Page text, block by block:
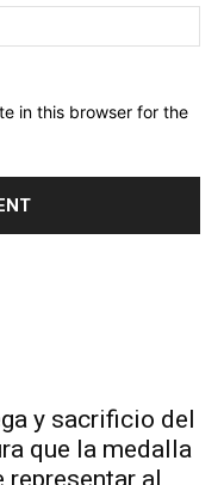
in this browser for the
y sacrificio del
que la medalla
representar al